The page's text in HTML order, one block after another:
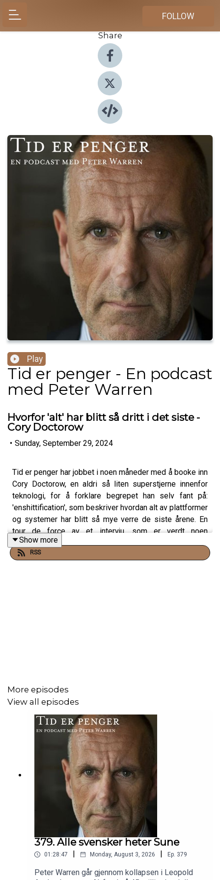
FOLLOW
Share
Play
Tid er penger - En podcast
med Peter Warren
Hvorfor 'alt' har blitt så dritt i det siste -
Cory Doctorow
• Sunday, September 29, 2024
Tid er penger har jobbet i noen måneder med å booke inn
Cory Doctorow, en aldri så liten superstjerne innenfor
teknologi, for å forklare begrepet han selv fant på:
'enshittification', som beskriver hvordan alt av plattformer
og systemer har blitt så mye verre de siste årene. En
tour de force av et intervju, som er verdt noen
studiepoeng tror vi.
Show more
RSS
More episodes
View all episodes
379. Alle svensker heter Sune
01:28:47 Monday, August 3, 2026 Ep. 379
Peter Warren går gjennom kollapsen i Leopold